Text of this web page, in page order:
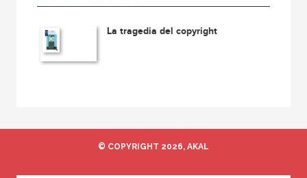
Escritor
Escritora
Traductor
La tragedia del copyright
© COPYRIGHT 2026, AKAL